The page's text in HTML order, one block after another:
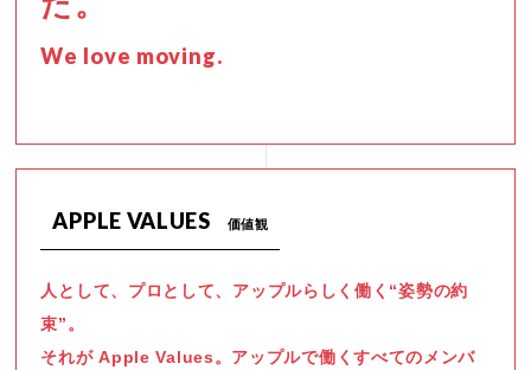
We love moving.
APPLE VALUES 価値観
人として、プロとして、アップルらしく働く“姿勢の約
束”。
それが Apple Values。アップルで働くすべてのメンバ